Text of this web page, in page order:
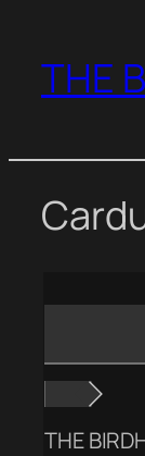
springen
THE
THE